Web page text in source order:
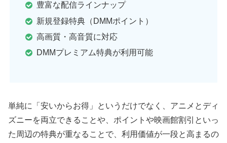
豊富な配信ラインナップ
新規登録特典（DMMポイント）
高画質・高音質に対応
DMMプレミアム特典が利用可能
単純に「安いからお得」というだけでなく、アニメとディ
ズニーを両立できることや、ポイントや映画館割引といっ
た周辺の特典が重なることで、利用価値が一段と高まるの